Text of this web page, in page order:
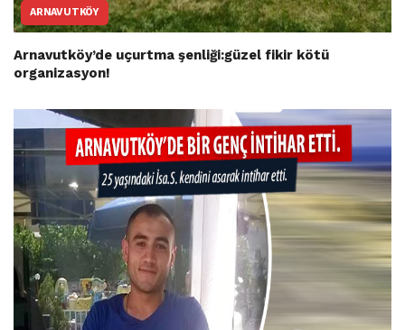
ARNAVUTKÖY
Arnavutköy’de uçurtma şenliği:güzel fikir kötü
organizasyon!